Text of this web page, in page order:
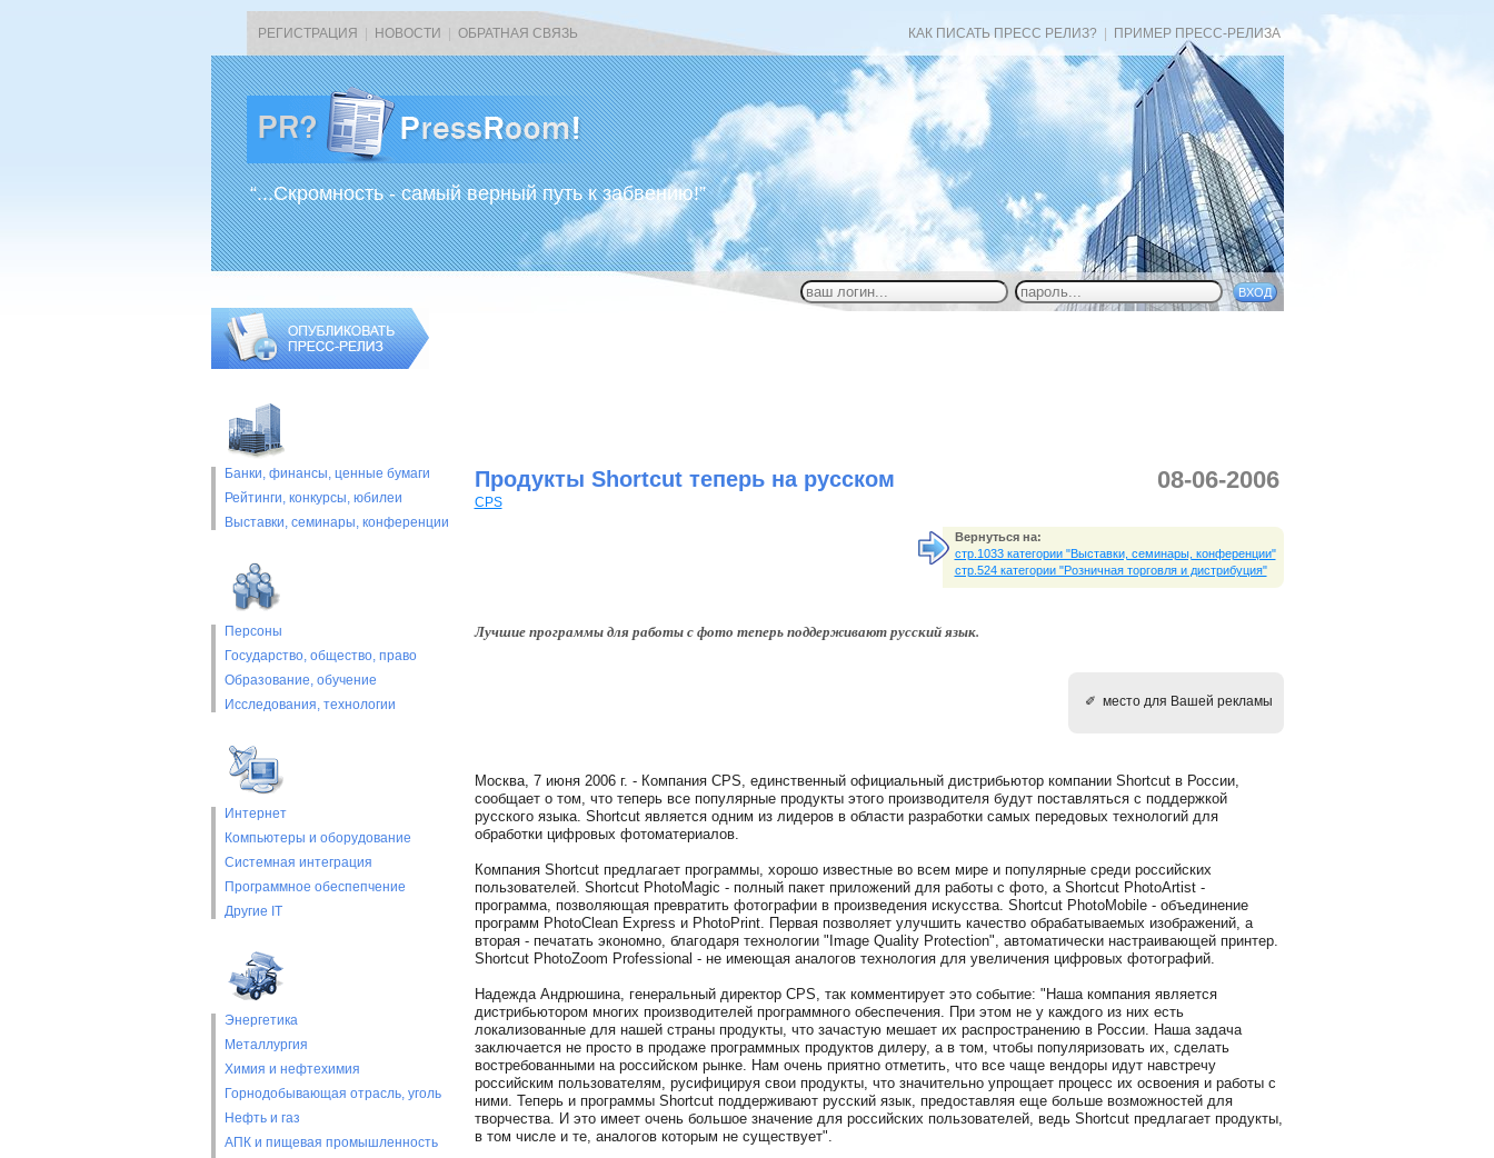
РЕГИСТРАЦИЯ НОВОСТИ ОБРАТНАЯ СВЯЗЬ КАК ПИСАТЬ ПРЕСС РЕЛИЗ? ПРИМЕР ПРЕСС-РЕЛИЗА
“...Скромность - самый верный путь к забвению!”
Банки, финансы, ценные бумаги
Рейтинги, конкурсы, юбилеи
Выставки, cеминары, конференции
Персоны
Государство, общество, право
Образование, обучение
Исследования, технологии
Интернет
Компьютеры и оборудование
Системная интеграция
Программное обеспепчение
Другие IT
Энергетика
Металлургия
Химия и нефтехимия
Горнодобывающая отрасль, уголь
Нефть и газ
АПК и пищевая промышленность
Продукты Shortcut теперь на русском
CPS
08-06-2006
Вернуться на:
стр.1033 категории "Выставки, cеминары, конференции"
стр.524 категории "Розничная торговля и дистрибуция"
Лучшие программы для работы с фото теперь поддерживают русский язык.
✐ место для Вашей рекламы
Москва, 7 июня 2006 г. - Компания CPS, единственный официальный дистрибьютор компании Shortcut в России,
сообщает о том, что теперь все популярные продукты этого производителя будут поставляться с поддержкой
русского языка. Shortcut является одним из лидеров в области разработки самых передовых технологий для
обработки цифровых фотоматериалов.
Компания Shortcut предлагает программы, хорошо известные во всем мире и популярные среди российских
пользователей. Shortcut PhotoMagic - полный пакет приложений для работы с фото, а Shortcut PhotoArtist -
программа, позволяющая превратить фотографии в произведения искусства. Shortcut PhotoMobile - объединение
программ PhotoClean Express и PhotoPrint. Первая позволяет улучшить качество обрабатываемых изображений, а
вторая - печатать экономно, благодаря технологии "Image Quality Protection", автоматически настраивающей принтер.
Shortcut PhotoZoom Professional - не имеющая аналогов технология для увеличения цифровых фотографий.
Надежда Андрюшина, генеральный директор CPS, так комментирует это событие: "Наша компания является
дистрибьютором многих производителей программного обеспечения. При этом не у каждого из них есть
локализованные для нашей страны продукты, что зачастую мешает их распространению в России. Наша задача
заключается не просто в продаже программных продуктов дилеру, а в том, чтобы популяризовать их, сделать
востребованными на российском рынке. Нам очень приятно отметить, что все чаще вендоры идут навстречу
российским пользователям, русифицируя свои продукты, что значительно упрощает процесс их освоения и работы с
ними. Теперь и программы Shortcut поддерживают русский язык, предоставляя еще больше возможностей для
творчества. И это имеет очень большое значение для российских пользователей, ведь Shortcut предлагает продукты,
в том числе и те, аналогов которым не существует".